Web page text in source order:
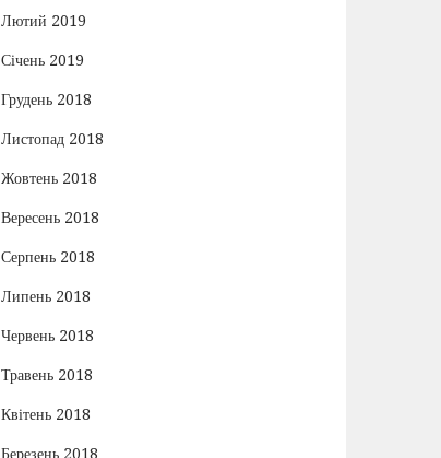
Лютий 2019
Січень 2019
Грудень 2018
Листопад 2018
Жовтень 2018
Вересень 2018
Серпень 2018
Липень 2018
Червень 2018
Травень 2018
Квітень 2018
Березень 2018